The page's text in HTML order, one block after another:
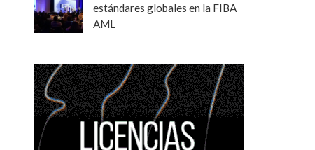
estándares globales en la FIBA
AML